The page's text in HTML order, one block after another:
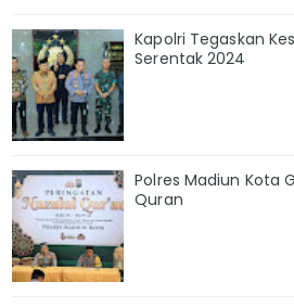
Kapolri Tegaskan
Serentak 2024
Polres Madiun Kota
Quran